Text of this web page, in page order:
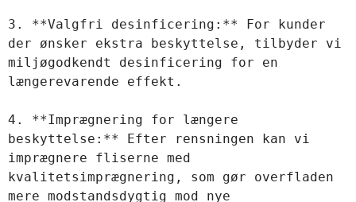
3. **Valgfri desinficering:** For kunder
der ønsker ekstra beskyttelse, tilbyder vi
miljøgodkendt desinficering for en
længerevarende effekt.
4. **Imprægnering for længere
beskyttelse:** Efter rensningen kan vi
imprægnere fliserne med
kvalitetsimprægnering, som gør overfladen
mere modstandsdygtig mod nye